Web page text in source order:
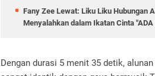
Fany Zee Lewat: Liku Liku Hubungan
Menyalahkan dalam Ikatan Cinta
Dengan durasi 5 menit 35 detik,